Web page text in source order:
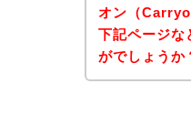
オン（
下記ページな
がでしょうか